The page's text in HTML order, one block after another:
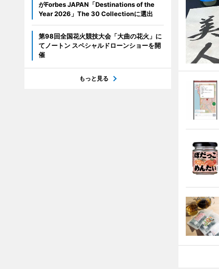
がForbes JAPAN「Destinations of the
Year 2026」The 30 Collectionに選出
第98回全国花火競技大会「大曲の花火」に
てノートン スペシャルドローンショーを開
催
もっと見る